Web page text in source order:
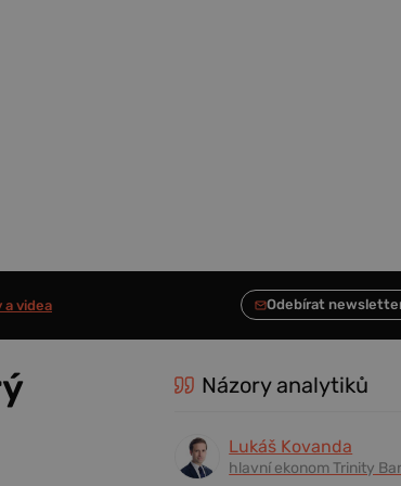
a videa
Názory analytiků
Lukáš Kovanda
hlavní ekonom Trinity